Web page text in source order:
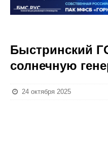
Быстринский
солнечную
24 октября 2025